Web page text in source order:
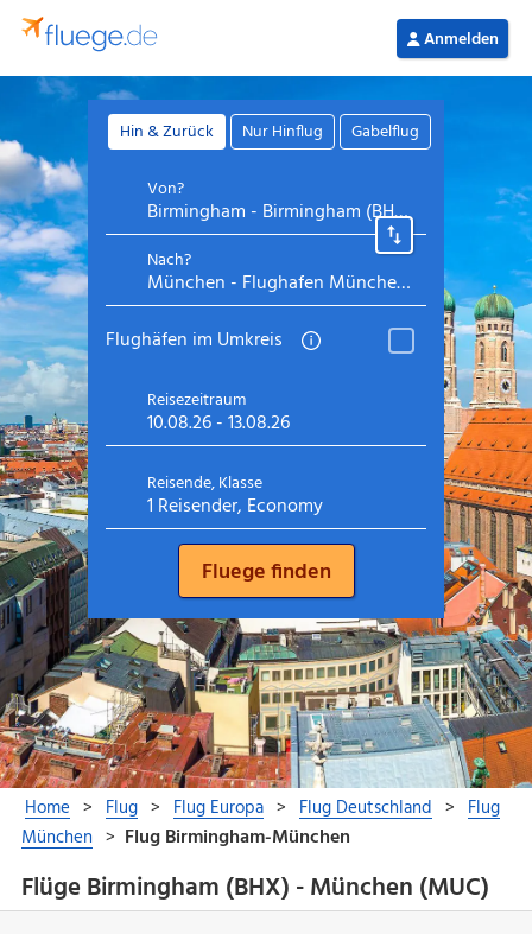
Flüge Birmingham (BHX) - München (MUC)